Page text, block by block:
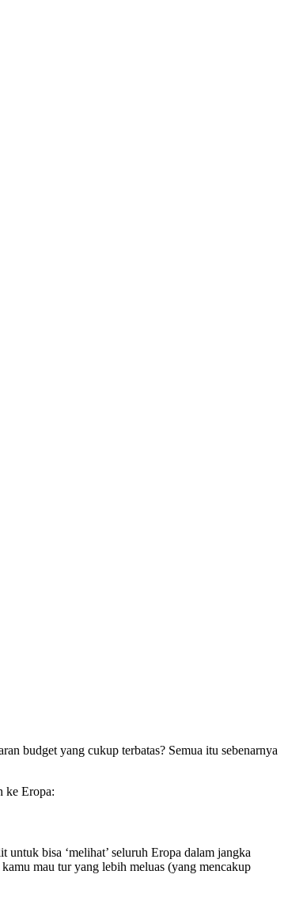
budget yang cukup terbatas? Semua itu sebenarnya
ke Eropa:
bisa ‘melihat’ seluruh Eropa dalam jangka
mau tur yang lebih meluas (yang mencakup